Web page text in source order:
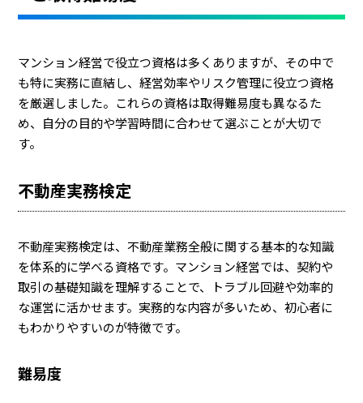
マンション経営で役立つ資格は多くありますが、その中で
も特に実務に直結し、経営効率やリスク管理に役立つ資格
を厳選しました。これらの資格は取得難易度も異なるた
め、自分の目的や学習時間に合わせて選ぶことが大切で
す。
不動産実務検定
不動産実務検定は、不動産業務全般に関する基本的な知識
を体系的に学べる資格です。マンション経営では、契約や
取引の基礎知識を理解することで、トラブル回避や効率的
な運営に活かせます。実務的な内容が多いため、初心者に
もわかりやすいのが特徴です。
難易度